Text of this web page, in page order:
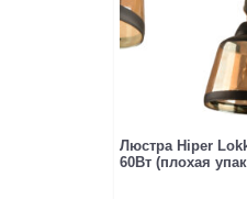
Люстра Hiper
60Вт (плохая